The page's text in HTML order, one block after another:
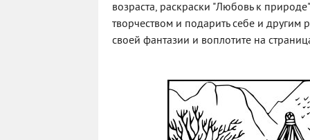
возраста, раскраски "Любовь к
творчеством и подарить себе и
своей фантазии и воплотите на